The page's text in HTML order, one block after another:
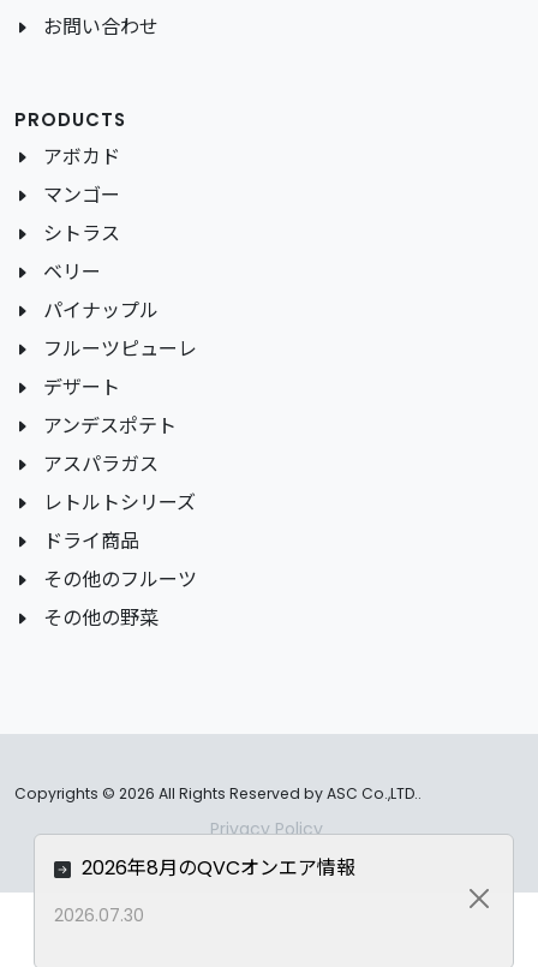
お問い合わせ
PRODUCTS
アボカド
マンゴー
シトラス
ベリー
パイナップル
フルーツピューレ
デザート
アンデスポテト
アスパラガス
レトルトシリーズ
ドライ商品
その他のフルーツ
その他の野菜
Copyrights © 2026 All Rights Reserved by ASC Co.,LTD..
Privacy Policy
2026年8月のQVCオンエア情報
2026.07.30 Close